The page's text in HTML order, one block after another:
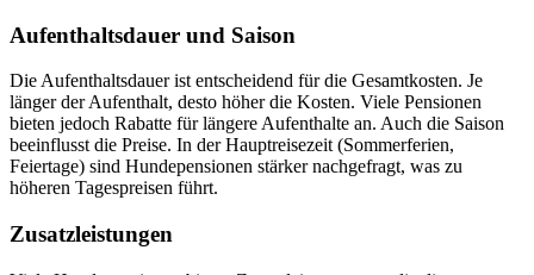
Aufenthaltsdauer und Saison
Die Aufenthaltsdauer ist entscheidend für die Gesamtkosten. Je
länger der Aufenthalt, desto höher die Kosten. Viele Pensionen
bieten jedoch Rabatte für längere Aufenthalte an. Auch die Saison
beeinflusst die Preise. In der Hauptreisezeit (Sommerferien,
Feiertage) sind Hundepensionen stärker nachgefragt, was zu
höheren Tagespreisen führt.
Zusatzleistungen